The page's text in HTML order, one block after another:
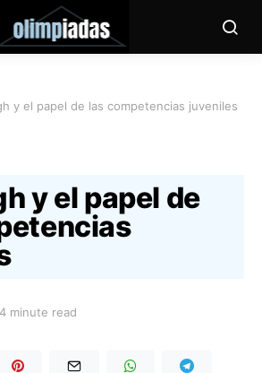
y el papel de las competencias juveniles
y el papel de
4 minute read